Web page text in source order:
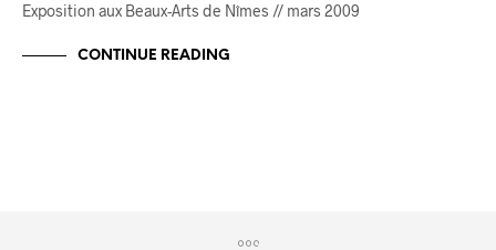
Exposition aux Beaux-Arts de Nîmes // mars 2009
CONTINUE READING